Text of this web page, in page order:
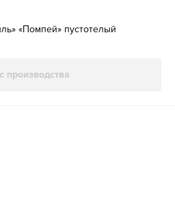
«Помпей» пустотелый
производства